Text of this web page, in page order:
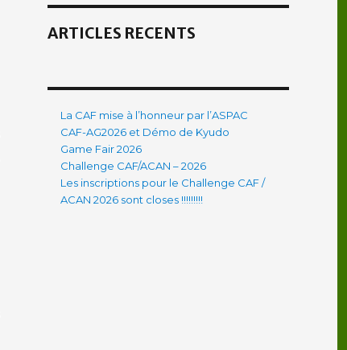
ARTICLES RECENTS
La CAF mise à l’honneur par l’ASPAC
CAF-AG2026 et Démo de Kyudo
Game Fair 2026
Challenge CAF/ACAN – 2026
Les inscriptions pour le Challenge CAF /
ACAN 2026 sont closes !!!!!!!!!